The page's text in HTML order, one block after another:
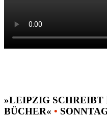
»LEIPZIG SCHREIBT
BÜCHER« •